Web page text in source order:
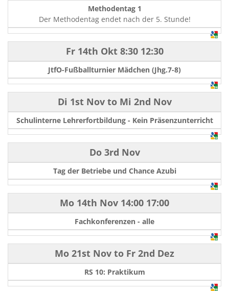
Methodentag 1
Der Methodentag endet nach der 5. Stunde!
Fr 14th Okt8:30 12:30
JtfO-Fußballturnier Mädchen (Jhg.7-8)
Di 1st Novto Mi 2nd Nov
Schulinterne Lehrerfortbildung - Kein Präsenzunterricht
Do 3rd Nov
Tag der Betriebe und Chance Azubi
Mo 14th Nov 14:00 17:00
Fachkonferenzen - alle
Mo 21st Nov to Fr 2nd Dez
RS 10: Praktikum